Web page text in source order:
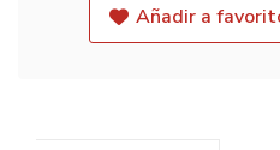
Añadir a